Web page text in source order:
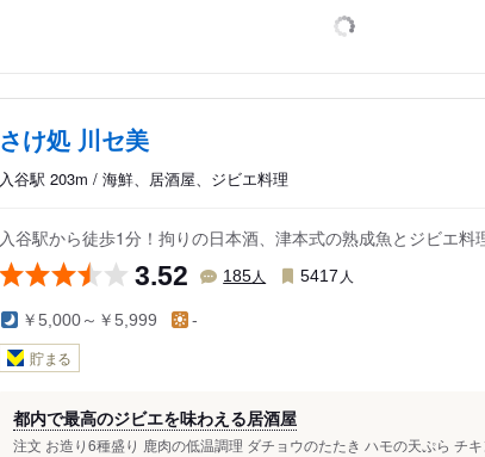
さけ処 川セ美
入谷駅 203m / 海鮮、居酒屋、ジビエ料理
入谷駅から徒歩1分！拘りの日本酒、津本式の熟成魚とジビエ料
3.52 185人 5417 人
￥5,000～￥5,999 -
貯まる
都内で最高のジビエを味わえる居酒屋
注文 お造り6種盛り 鹿肉の低温調理 ダチョウのたたき ハモの天ぷら チ